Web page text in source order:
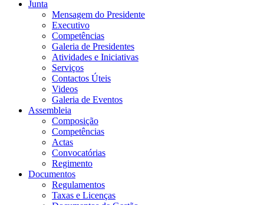
Junta
Mensagem do Presidente
Executivo
Competências
Galeria de Presidentes
Atividades e Iniciativas
Serviços
Contactos Úteis
Videos
Galeria de Eventos
Assembleia
Composição
Competências
Actas
Convocatórias
Regimento
Documentos
Regulamentos
Taxas e Licenças